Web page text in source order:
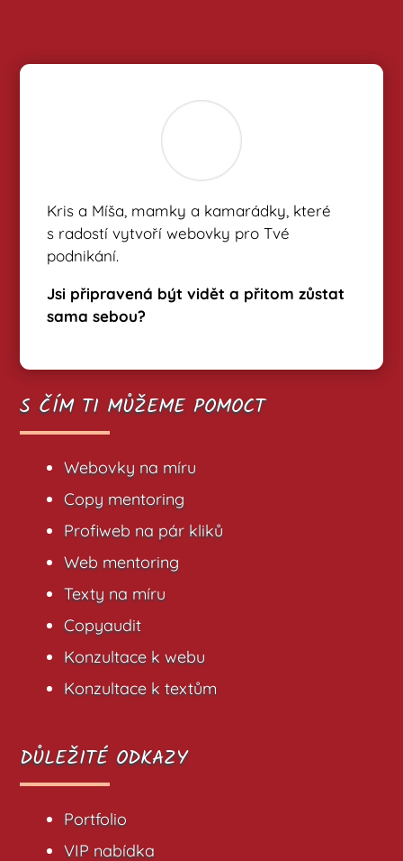
Kris a Míša, mamky a kamarádky, které
s radostí vytvoří webovky pro Tvé
podnikání.
Jsi připravená být vidět a přitom zůstat
sama sebou?
S ČÍM TI MŮŽEME POMOCT
Webovky na míru
Copy mentoring
Profiweb na pár kliků
Web mentoring
Texty na míru
Copyaudit
Konzultace k webu
Konzultace k textům
DŮLEŽITÉ ODKAZY
Portfolio
VIP nabídka